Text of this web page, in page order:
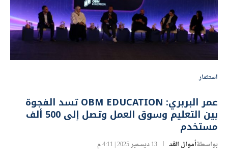
استثمار
عمر البربري: OBM EDUCATION تسد الفجوة
بين التعليم وسوق العمل وتصل إلى 500 ألف
مستخدم
بواسطةأموال الغد 13 ديسمبر 2025 | 4:11 م